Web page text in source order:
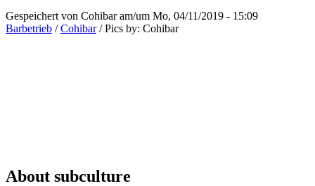
Gespeichert von Cohibaram/um Mo, 04/11/2019 - 15:09
Barbetrieb /Cohibar /Pics by: Cohibar
About subculture